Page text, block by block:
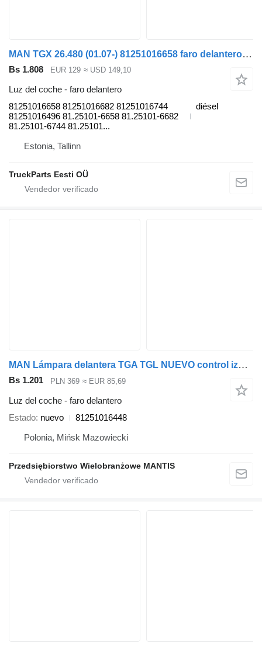
MAN TGX 26.480 (01.07-) 81251016658 faro delantero para MAN TGL, TGM, TGS, TGX (2005-2021) cabeza tractora
Bs 1.808 EUR 129 ≈ USD 149,10
Luz del coche - faro delantero
81251016658 81251016682 81251016744
81251016496 81.25101-6658 81.25101-6682
81.25101-6744 81.25101...
diésel
Estonia, Tallinn
TruckParts Eesti OÜ
MAN Lámpara delantera TGA TGL NUEVO control izquierdo/derecho 81251016448 faro delantero para cabeza tractora
Bs 1.201 PLN 369 ≈ EUR 85,69
Luz del coche - faro delantero
Estado nuevo
81251016448
Polonia, Mińsk Mazowiecki
Przedsiębiorstwo Wielobranżowe MANTIS